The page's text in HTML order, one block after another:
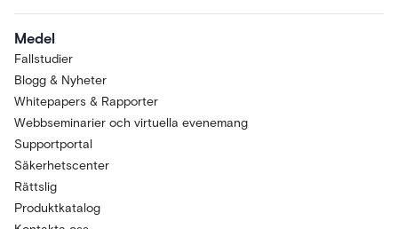
Medel
Fallstudier
Blogg & Nyheter
Whitepapers & Rapporter
Webbseminarier och virtuella evenemang
Supportportal
Säkerhetscenter
Rättslig
Produktkatalog